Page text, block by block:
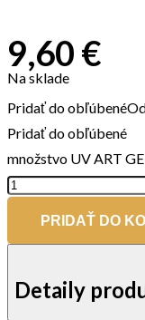
9,60€
Na sklade
Pridať do obľúbené
Pridať do obľúbené
množstvo UV ART
PRIDAŤ DO
Detaily